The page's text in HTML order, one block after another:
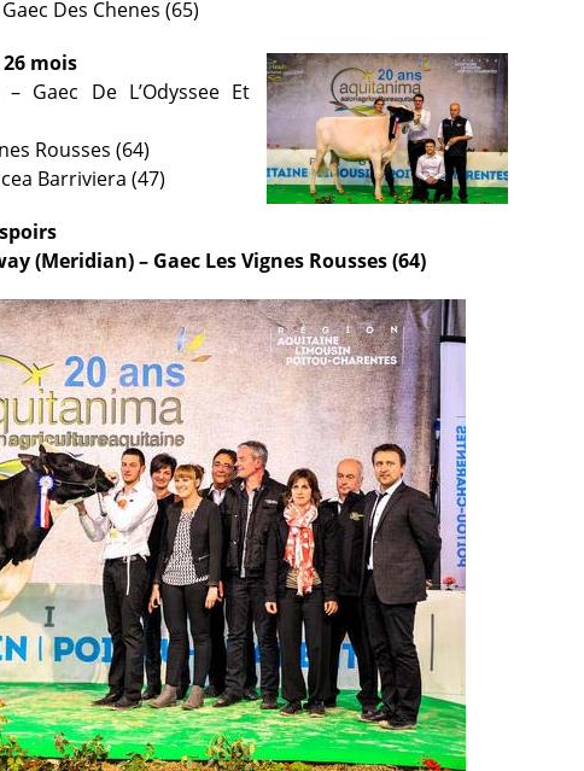
Des Chenes (65)
mois
Gaec De L’Odyssee Et
Rousses (64)
Barriviera (47)
(Meridian) – Gaec Les Vignes Rousses (64)